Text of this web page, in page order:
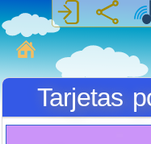
MiSabueso
Tarjetas